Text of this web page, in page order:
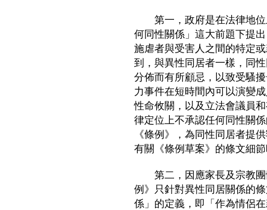
第一，政府是在法律地位
何同性關係」這大前題下提
施虐者與受害人之間的特定
到，與異性同居者一樣，同
分佈而有所顧忌，以致受騷
力事件在短時間內可以演變
性命攸關，以及立法會議員
律定位上不承認任何同性關
《條例》，為同性同居者提
有關《條例草案》的條文細
第二，因應家長及宗教團
例》只針對異性同居關係的
係」的定義，即「作為情侶